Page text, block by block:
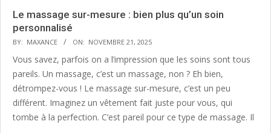
Le massage sur-mesure : bien plus qu’un soin
personnalisé
BY: MAXANCE ON: NOVEMBRE 21, 2025
Vous savez, parfois on a l’impression que les soins sont tous
pareils. Un massage, c’est un massage, non ? Eh bien,
détrompez-vous ! Le massage sur-mesure, c’est un peu
différent. Imaginez un vêtement fait juste pour vous, qui
tombe à la perfection. C’est pareil pour ce type de massage. Il